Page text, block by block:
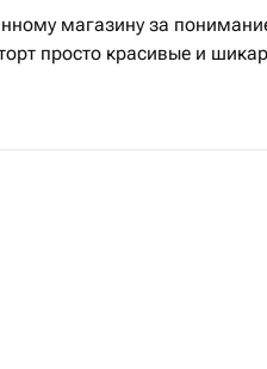
магазину за
просто красивые и